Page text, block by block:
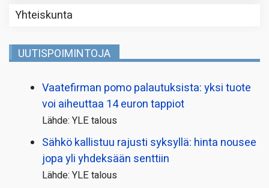
Yhteiskunta
UUTISPOIMINTOJA
Vaatefirman pomo palautuksista: yksi tuote
voi aiheuttaa 14 euron tappiot
Lähde: YLE talous
Sähkö kallistuu rajusti syksyllä: hinta nousee
jopa yli yhdeksään senttiin
Lähde: YLE talous